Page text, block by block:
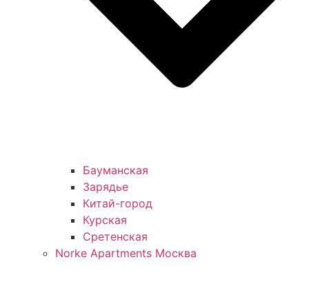
Бауманская
Зарядье
Китай-город
Курская
Сретенская
Norke Apartments Москва